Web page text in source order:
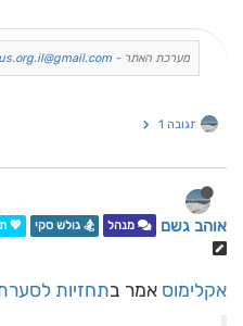
מערכת האתר -
תגובה 1
אוהב גשם מנהל 🏂 גולש סקי 💖
אקלימוס אמר בתחזיות